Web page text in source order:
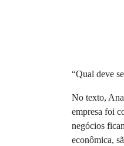
“Qual deve
No texto,
empresa foi
negócios
econômica,